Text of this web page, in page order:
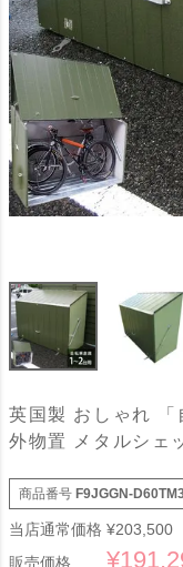
英国製 おしゃれ
外物置 メタルシェ
商品番号 F9JGGN-
当店通常価格 ¥203,500
販売価格
¥